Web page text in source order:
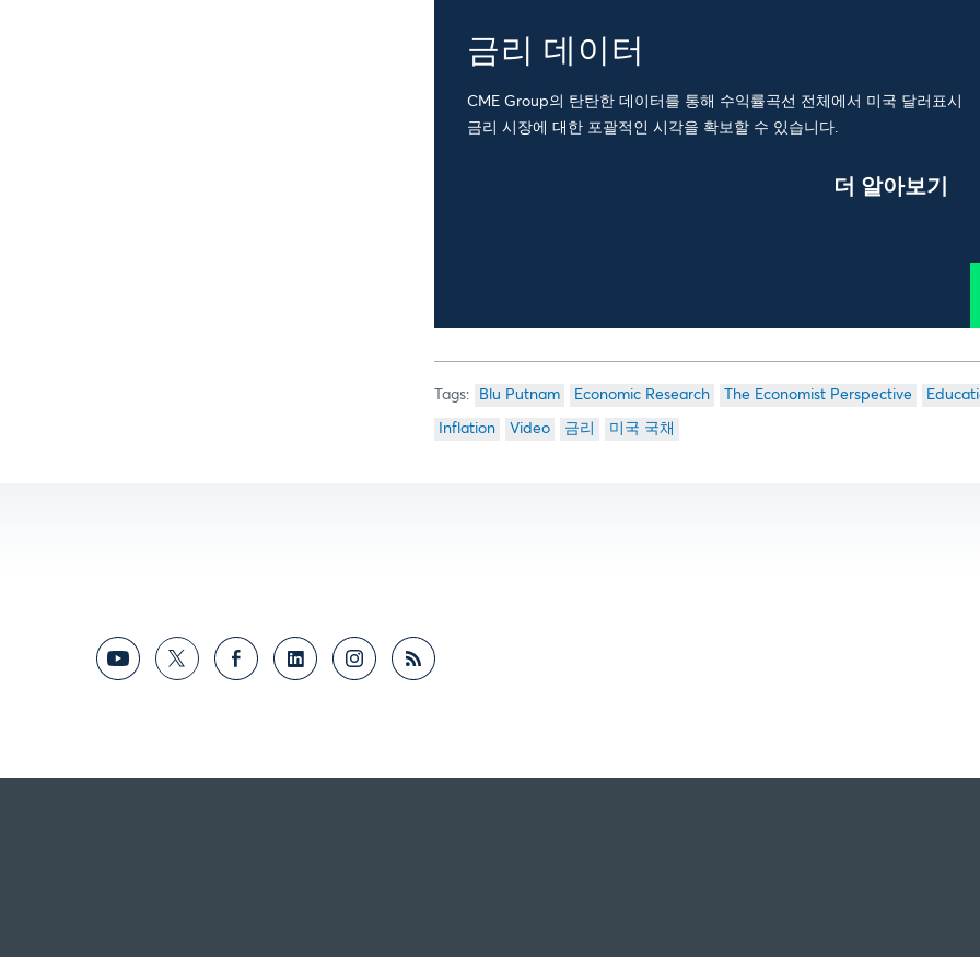
금리 데이터
CME Group의 탄탄한 데이터를 통해 수익률곡선 전체에서 미국 달러표시
금리 시장에 대한 포괄적인 시각을 확보할 수 있습니다.
더 알아보기
Blu Putnam Economic Research The Economist Perspective
Inflation Video 금리 미국 국채